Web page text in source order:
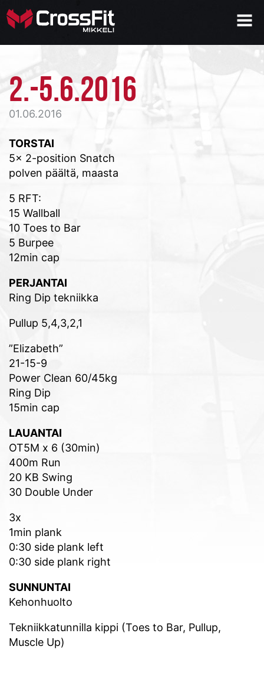
2.-5.6.2016
01.06.2016
TORSTAI
5x 2-position Snatch
polven päältä, maasta
5 RFT:
15 Wallball
10 Toes to Bar
5 Burpee
12min cap
PERJANTAI
Ring Dip tekniikka
Pullup 5,4,3,2,1
”Elizabeth”
21-15-9
Power Clean 60/45kg
Ring Dip
15min cap
LAUANTAI
OT5M x 6 (30min)
400m Run
20 KB Swing
30 Double Under
3x
1min plank
0:30 side plank left
0:30 side plank right
SUNNUNTAI
Kehonhuolto
Tekniikkatunnilla kippi (Toes to Bar, Pullup,
Muscle Up)